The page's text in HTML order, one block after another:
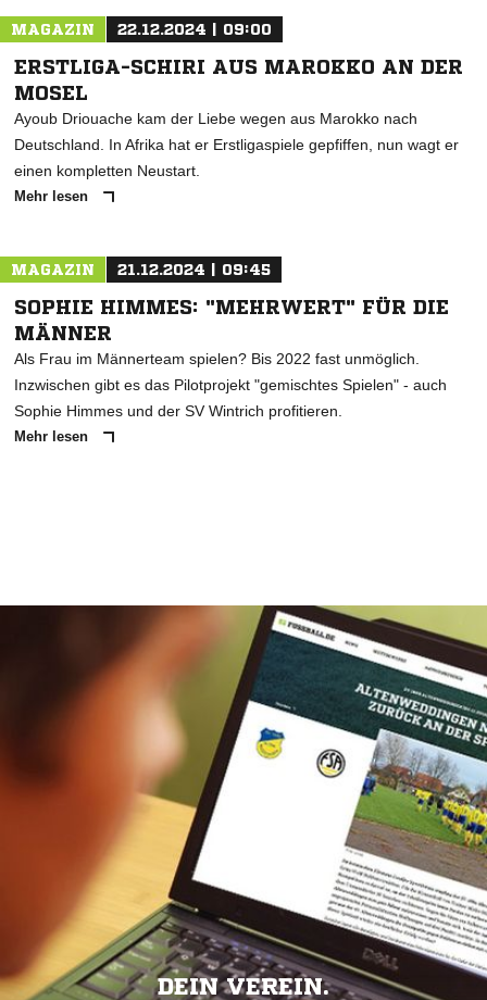
MAGAZIN 22.12.2024 | 09:00
ERSTLIGA-SCHIRI AUS MAROKKO AN DER
MOSEL
Ayoub Driouache kam der Liebe wegen aus Marokko nach
Deutschland. In Afrika hat er Erstligaspiele gepfiffen, nun wagt er
einen kompletten Neustart.
Mehr lesen
MAGAZIN 21.12.2024 | 09:45
SOPHIE HIMMES: "MEHRWERT" FÜR DIE
MÄNNER
Als Frau im Männerteam spielen? Bis 2022 fast unmöglich.
Inzwischen gibt es das Pilotprojekt "gemischtes Spielen" - auch
Sophie Himmes und der SV Wintrich profitieren.
Mehr lesen
DEIN VEREIN.